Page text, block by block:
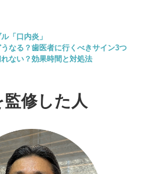
「口内炎」
なる？歯医者に行くべきサイン3つ
ない？効果時間と対処法
修した人